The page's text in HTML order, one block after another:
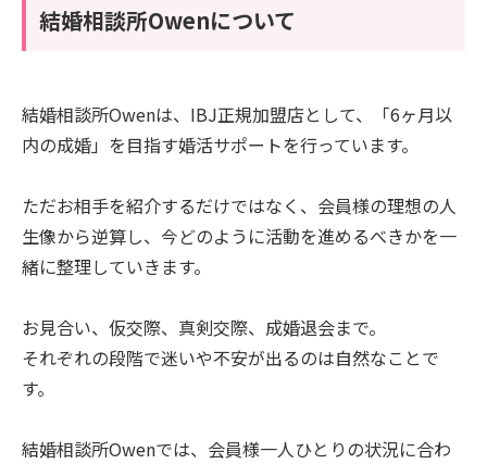
結婚相談所Owenについて
結婚相談所Owenは、IBJ正規加盟店として、「6ヶ月以
内の成婚」を目指す婚活サポートを行っています。
ただお相手を紹介するだけではなく、会員様の理想の人
生像から逆算し、今どのように活動を進めるべきかを一
緒に整理していきます。
お見合い、仮交際、真剣交際、成婚退会まで。
それぞれの段階で迷いや不安が出るのは自然なことで
す。
結婚相談所Owenでは、会員様一人ひとりの状況に合わ